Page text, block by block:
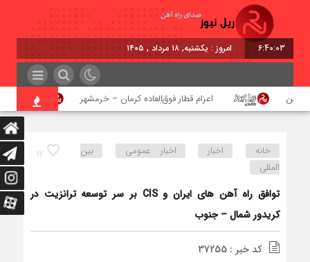
6:40:03 امروز : یکشنبه, ۱۸ مرداد , ۱۴۰۵
اعزام قطار فوق‌العاده کرمان – خرمشهر
12 خانه اخبار اخبار عمومی
بین
المللی
توافق راه آهن های ایران و CIS بر سر توسعه ترانزیت در
کریدور شمال – جنوب
کد خبر : 37255